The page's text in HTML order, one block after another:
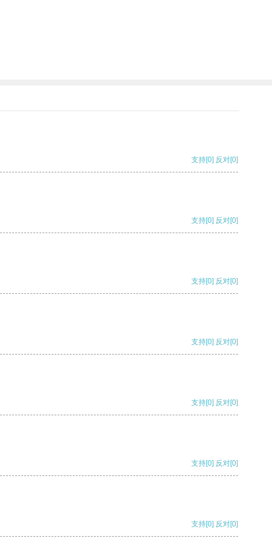
支持[0] 反对[0]
支持[0] 反对[0]
支持[0] 反对[0]
支持[0] 反对[0]
支持[0] 反对[0]
支持[0] 反对[0]
支持[0] 反对[0]